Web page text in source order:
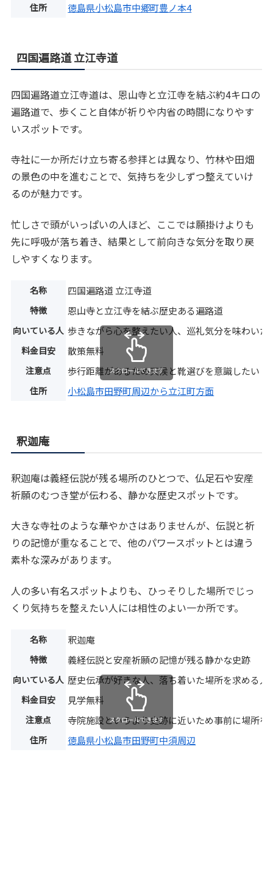
住所 徳島県小松島市中郷町豊ノ本4
四国遍路道 立江寺道
四国遍路道立江寺道は、恩山寺と立江寺を結ぶ約4キロの
遍路道で、歩くこと自体が祈りや内省の時間になりやす
いスポットです。
寺社に一か所だけ立ち寄る参拝とは異なり、竹林や田畑
の景色の中を進むことで、気持ちを少しずつ整えていけ
るのが魅力です。
忙しさで頭がいっぱいの人ほど、ここでは願掛けよりも
先に呼吸が落ち着き、結果として前向きな気分を取り戻
しやすくなります。
名称 四国遍路道 立江寺道
特徴 恩山寺と立江寺を結ぶ歴史ある遍路道
向いている人 歩きながら心を整えたい人、巡礼気分を味わいた
料金目安 散策無料
注意点 歩行距離があるため天候と靴選びを意識したい
住所 小松島市田野町周辺から立江町方面
スクロールできます
釈迦庵
釈迦庵は義経伝説が残る場所のひとつで、仏足石や安産
祈願のむつき堂が伝わる、静かな歴史スポットです。
大きな寺社のような華やかさはありませんが、伝説と祈
りの記憶が重なることで、他のパワースポットとは違う
素朴な深みがあります。
人の多い有名スポットよりも、ひっそりした場所でじっ
くり気持ちを整えたい人には相性のよい一か所です。
名称 釈迦庵
特徴 義経伝説と安産祈願の記憶が残る静かな史跡
向いている人 歴史伝承が好きな人、落ち着いた場所を求める人
料金目安 見学無料
注意点 寺院施設というより史跡に近いため事前に場所を
住所 徳島県小松島市田野町中須周辺
スクロールできます